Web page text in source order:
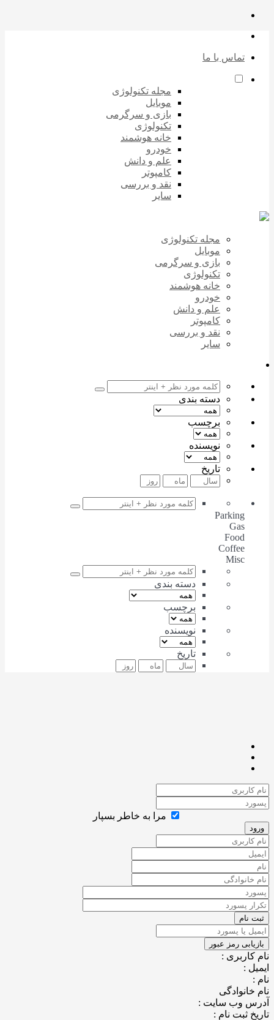
تماس با ما
مجله تکنولوژی
موبایل
بازی و سرگرمی
تکنولوژی
خانه هوشمند
خودرو
علم و دانش
کامپوتر
نقد و بررسی
سایر
مجله تکنولوژی
موبایل
بازی و سرگرمی
تکنولوژی
خانه هوشمند
خودرو
علم و دانش
کامپوتر
نقد و بررسی
سایر
دسته بندی
برچسب
نویسنده
تاریخ
Parking
Coffee
دسته بندی
برچسب
نویسنده
تاریخ
مرا به خاطر بسپار
:
:
وب سایت :
ثبت نام :